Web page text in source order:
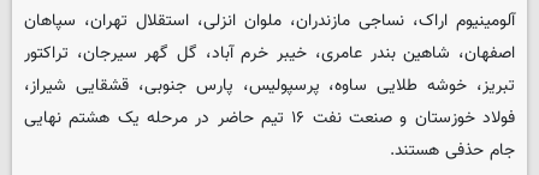
آلومینیوم اراک، نساجی مازندران، ملوان انزلی، استقلال تهران، سپاهان
اصفهان، شاهین بندر عامری، خیبر خرم آباد، گل گهر سیرجان، تراکتور
تبریز، خوشه طلایی ساوه، پرسپولیس، پارس جنوبی، قشقایی شیراز،
فولاد خوزستان و صنعت نفت ۱۶ تیم حاضر در مرحله یک هشتم نهایی
جام حذفی هستند.